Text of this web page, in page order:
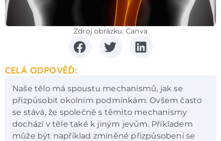
Zdroj obrázku: Canva
CELÁ ODPOVĚĎ:
Naše tělo má spoustu mechanismů, jak se
přizpůsobit okolním podmínkám. Ovšem často
se stává, že společně s těmito mechanismy
dochází v těle také k jiným jevům. Příkladem
může být například zmíněné přizpůsobení se